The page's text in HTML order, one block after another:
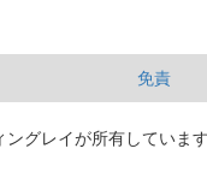
免責
グレイが所有しています